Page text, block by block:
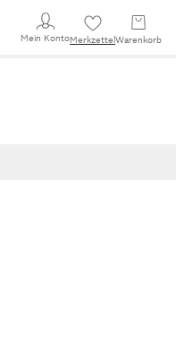
Mein KontoMerkzettel Warenkorb